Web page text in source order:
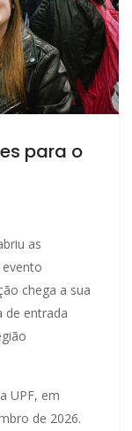
para o
as
chega a sua
de entrada
UPF, em
de 2026.